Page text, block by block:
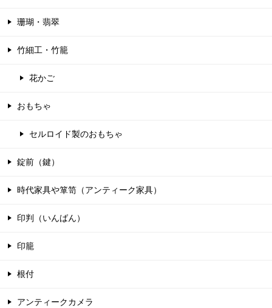
珊瑚・翡翠
竹細工・竹籠
花かご
おもちゃ
セルロイド製のおもちゃ
錠前（鍵）
時代家具や箪笥（アンティーク家具）
印判（いんばん）
印籠
根付
アンティークカメラ